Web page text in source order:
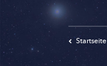
Startseite